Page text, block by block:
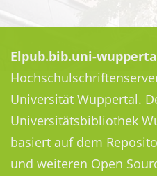
Elpub.bib.uni-
Universität Wuppertal.
Universitätsbibliothek
basiert auf dem
und weiteren Open